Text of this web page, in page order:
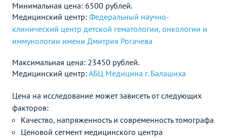
Минимальная цена: 6500 рублей.
Медицинский центр: Федеральный научно-
клинический центр детской гематологии, онкологии и
иммунологии имени Дмитрия Рогачева
Максимальная цена: 23450 рублей.
Медицинский центр:АБЦ Медицина г. Балашиха
Цена на исследование может зависеть от следующих
факторов:
Качество, напряженность и современность томографа
Ценовой сегмент медицинского центра